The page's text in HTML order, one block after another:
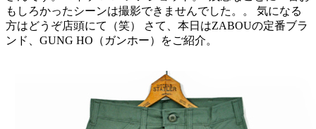
もしろかったシーンは撮影できませんでした。。 気になる
方はどうぞ店頭にて（笑）
さて、本日はZABOUの定番ブラ
ンド、GUNG HO（ガンホー）をご紹介。